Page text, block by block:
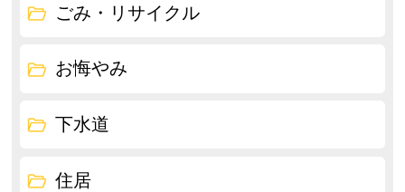
ごみ・リサイクル
お悔やみ
下水道
住居